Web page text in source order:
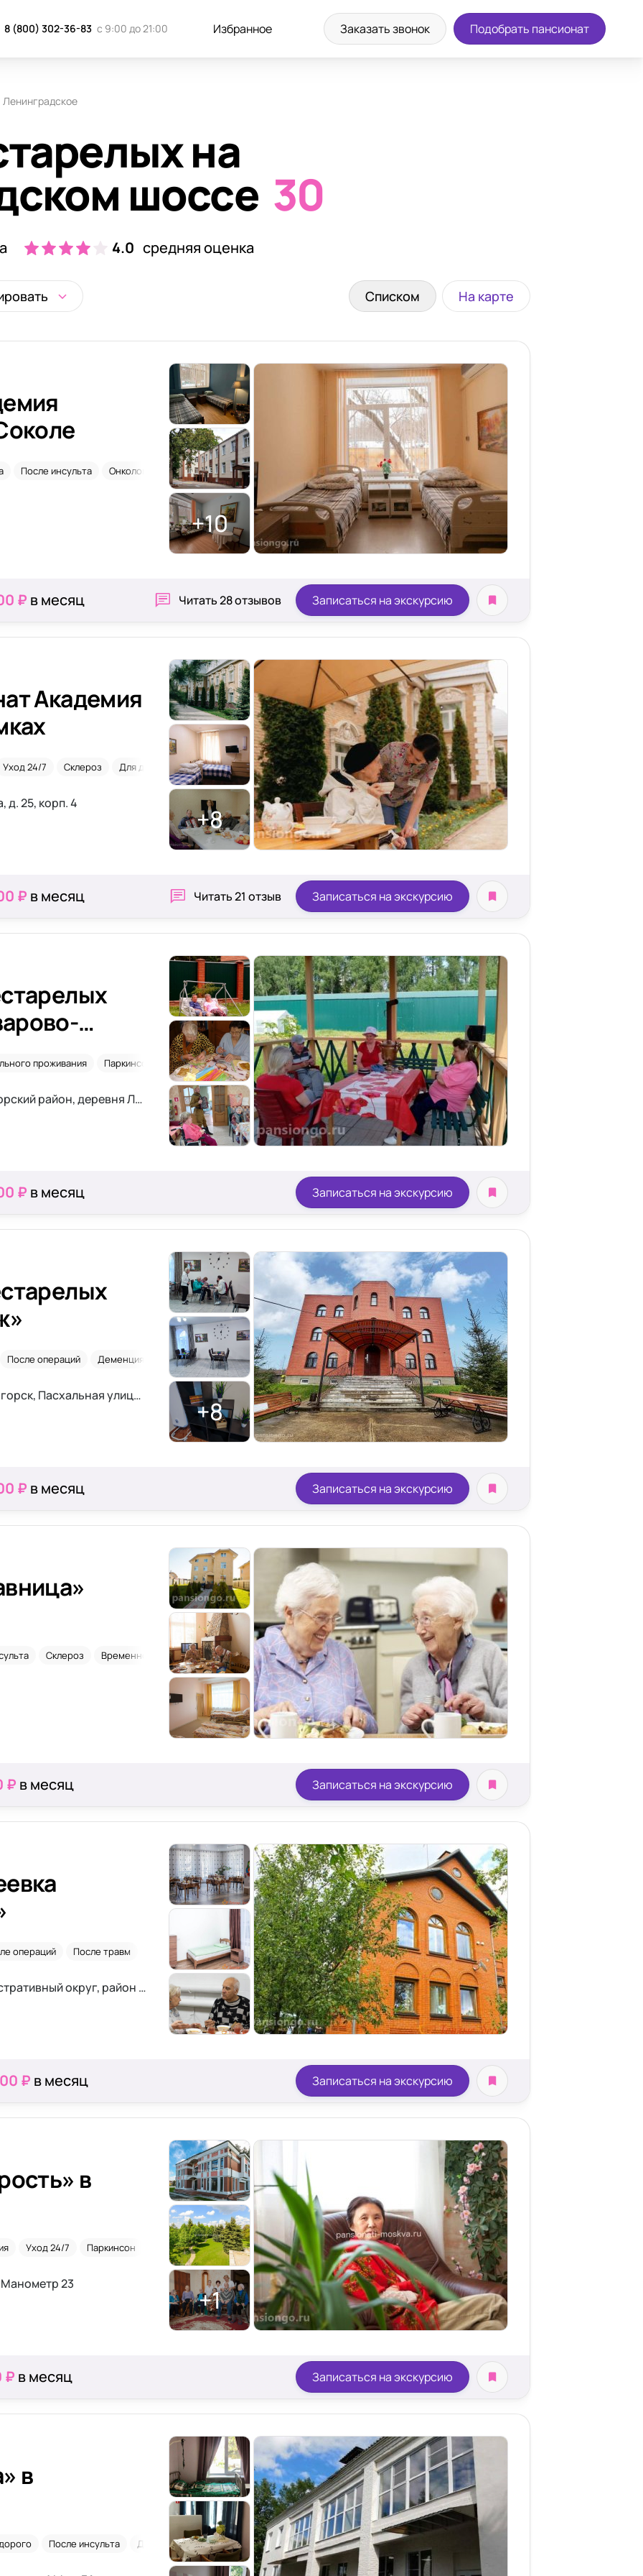
8 (800) 302-36-83 с 9:00 до 21:00 Избранное Заказать звонок Подобрать пансионат
Ленинградское
на
шоссе 30
4.0 средняя оценка
Списком На карте
После инсульта Онкология Паркинсон
+10
₽ в месяц Читать28 отзывов Записаться на экскурсию
Академия
Уход 24/7 Склероз Для длительного проживания
д. 25, корп. 4
+8
₽ в месяц Читать21 отзыв Записаться на экскурсию
проживания Паркинсон Деменция
Московская область, Солнечногорский район, деревня Ложки
₽ в месяц Записаться на экскурсию
После операций Деменция Временное размещение
Московская область, г. Солнечногорск, Пасхальная улица, 19
+8
₽ в месяц Записаться на экскурсию
Склероз Временное размещение
₽ в месяц Записаться на экскурсию
операций После травм Склероз
Москва, Зеленоградский административный округ, район Силино, ул. Гоголя
₽ в месяц Записаться на экскурсию
в
Уход 24/7 Паркинсон После инсульта
Манометр 23
+1
₽ в месяц Записаться на экскурсию
в
После инсульта Для длительного проживания